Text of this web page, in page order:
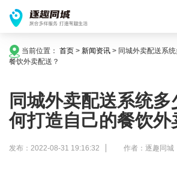
当前位置： 首页 > 新闻资讯 > 同城外卖配送系
餐饮外卖配送？
同城外卖配送系统多
何打造自己的餐饮外
发布：2022-08-31 19:16:32 作者：逐趣同城